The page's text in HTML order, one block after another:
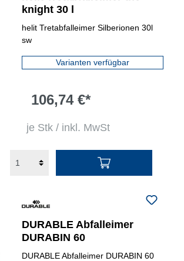
knight 30 l
helit Tretabfalleimer Silberionen 30l
sw
Varianten verfügbar
106,74 €*
je Stk / inkl. MwSt
DURABLE Abfalleimer
DURABIN 60
DURABLE Abfalleimer DURABIN 60